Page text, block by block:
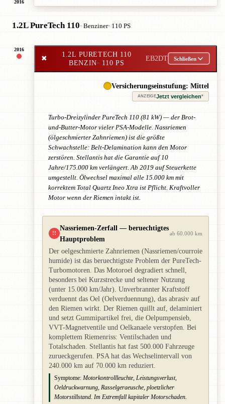
2016
1.2L PureTech 110· Benziner· 110 PS
2016
✖
1.2L PURETECH 110
BENZIN· 110 PS
EB2DT Schließen
Versicherungseinstufung: Mittel
ANZEIGEJetzt vergleichen*
Turbo-Dreizylinder PureTech 110 (81 kW) — der Brot-
und-Butter-Motor vieler PSA-Modelle. Nassriemen
(ölgeschmierter Zahnriemen) ist die größte
Schwachstelle: Belt-Delamination kann den Motor
zerstören. Stellantis hat die Garantie auf 10
Jahre/175.000 km verlängert. Ab 2019 auf Steuerkette
umgestellt. Ölwechsel maximal alle 15.000 km mit
korrektem Total Quartz Ineo Xtra ist Pflicht. Kraftvoller
Motor wenn der Riemen intakt ist.
!!
Nassriemen-Zerfall — beruechtigtes
Hauptproblem
ab 60.000 km
Der oelgeschmierte Zahnriemen (Nassriemen/courroie
humide) ist das beruechtigtste Problem der PureTech-
Turbomotoren. Das Motoroel degradiert schnell,
besonders bei Kurzstrecke und seltener Nutzung
(unter 15.000 km/Jahr). Unverbrannter Kraftstoff
verduennt das Oel (Oelverduennung), das abrasiv auf
den Riemen wirkt. Der Riemen quillt auf, delaminiert
und setzt Gummipartikel frei, die Oelpumpensieb,
VVT-Magnetventile und Oelkanaele verstopfen. Bei
komplettem Riemenriss: Ventilschaden und
Totalschaden. Stellantis hat fast 500.000 Fahrzeuge
zurueckgerufen. PSA hat das Wechselintervall von
240.000 km auf 70.000 km reduziert.
Symptome: Motorkontrollleuchte, Leistungsverlust,
Oeldruckwarnung, Rasselgeraeusche, ploetzlicher
Motorstillstand. Im Extremfall kapitaler Motorschaden.